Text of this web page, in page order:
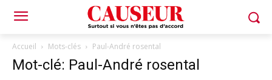
Accueil Mots-clés Paul-André rosental
Mot-clé: Paul-André rosental